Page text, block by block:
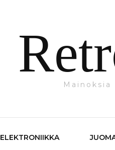
ELEKTRONIIKKA